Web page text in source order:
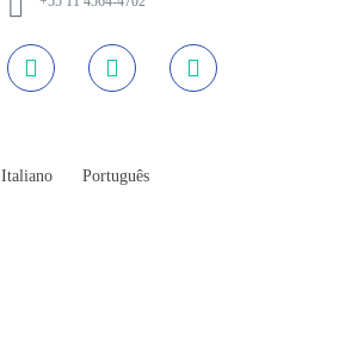
Italiano Português